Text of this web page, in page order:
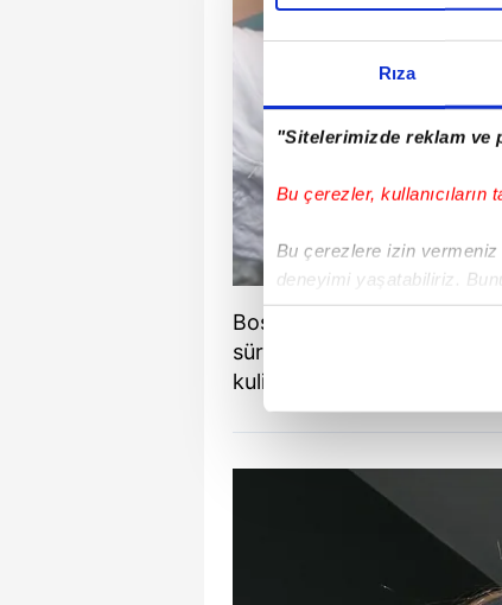
Rıza
"Sitelerimizde reklam ve
Bu çerezler, kullanıcıların
Bu çerezlere izin
deneyimi yaşatabiliriz.
içerikleri sunabilmek
çerezler vasıtasıyla
amacıyla
reklam/pazarlama
Çerezlere ilişkin
Boşanmanın ardından
süredir fizyoterapist İhsan
kulislerinde yüksek sesle